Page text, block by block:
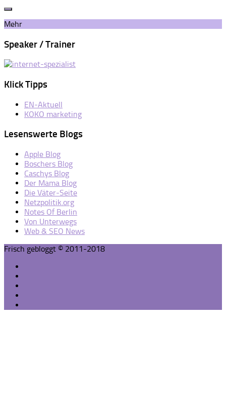
Mehr
Speaker / Trainer
Klick Tipps
EN-Aktuell
KOKO marketing
Lesenswerte Blogs
Apple Blog
Boschers Blog
Caschys Blog
Der Mama Blog
Die Väter-Seite
Netzpolitik.org
Notes Of Berlin
Von Unterwegs
Web & SEO News
Frisch gebloggt © 2011-2018